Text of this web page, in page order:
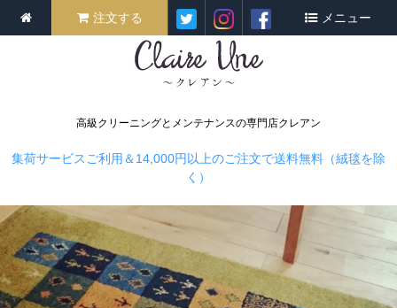
高級クリーニングとメンテナンスの専門店クレアン
注文する メニュー
集荷サービスご利用＆14,000円以上のご注文で送料無料（絨毯を除
く）